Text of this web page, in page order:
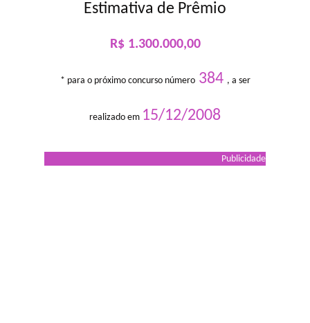
Estimativa de Prêmio
R$ 1.300.000,00
* para o próximo concurso número384 , a ser
realizado em 15/12/2008
Publicidade